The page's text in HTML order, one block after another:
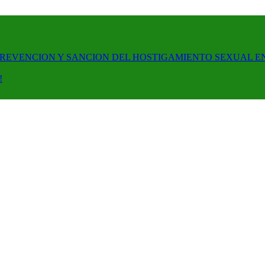
Y SANCION DEL HOSTIGAMIENTO SEXUAL